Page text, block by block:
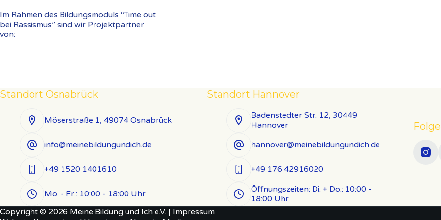
Im Rahmen des Bildungsmoduls “Time out
bei Rassismus” sind wir Projektpartner
von:
Standort Osnabrück
Möserstraße 1, 49074 Osnabrück
info@meinebildungundich.de
+49 1520 1401610
Mo. - Fr.: 10:00 - 18:00 Uhr
Standort Hannover
Badenstedter Str. 12, 30449
Hannover
hannover@meinebildungundich.de
+49 176 42916020
Öffnungszeiten: Di. + Do.: 10:00 -
18:00 Uhr
Copyright © 2026 Meine Bildung und Ich e.V. | Impressum